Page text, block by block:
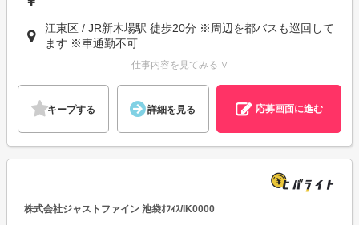
江東区 / JR新木場駅 徒歩20分 ※周辺を都バスも巡回して
ます ※車通勤不可
仕事内容を見てみる ∨
キープする 詳細を見る 応募画面に進む
株式会社ジャストファイン 池袋ｵﾌｨｽ/IK0000